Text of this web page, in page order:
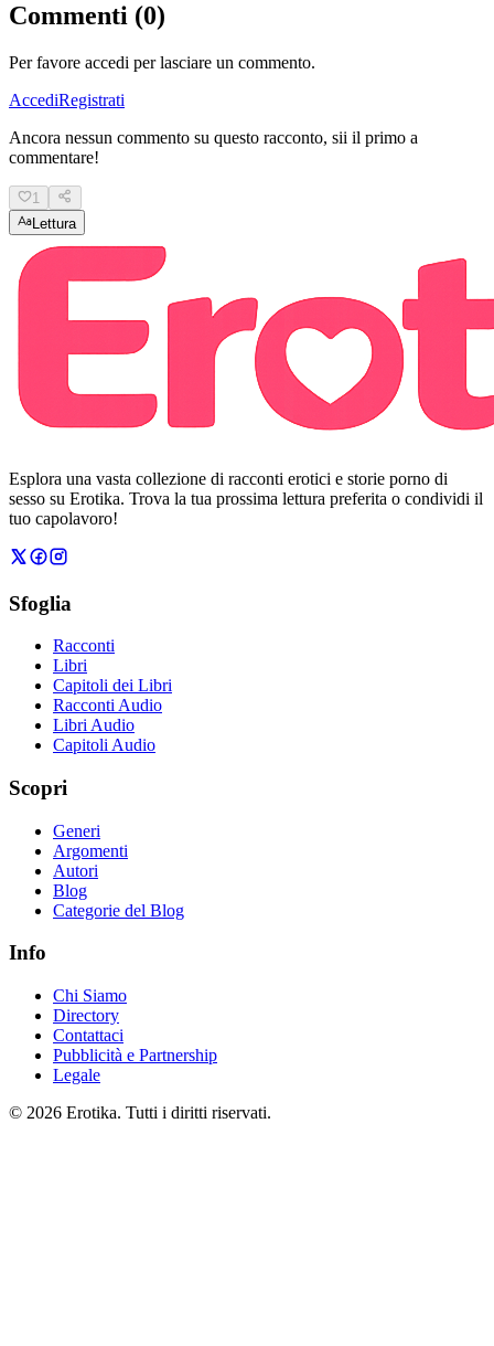
Commenti (0)
Per favore accedi per lasciare un commento.
AccediRegistrati
Ancora nessun commento su questo racconto, sii il primo a
commentare!
1
Lettura
Esplora una vasta collezione di racconti erotici e storie porno di
sesso su Erotika. Trova la tua prossima lettura preferita o condividi il
tuo capolavoro!
Sfoglia
Racconti
Libri
Capitoli dei Libri
Racconti Audio
Libri Audio
Capitoli Audio
Scopri
Generi
Argomenti
Autori
Blog
Categorie del Blog
Info
Chi Siamo
Directory
Contattaci
Pubblicità e Partnership
Legale
© 2026 Erotika. Tutti i diritti riservati.